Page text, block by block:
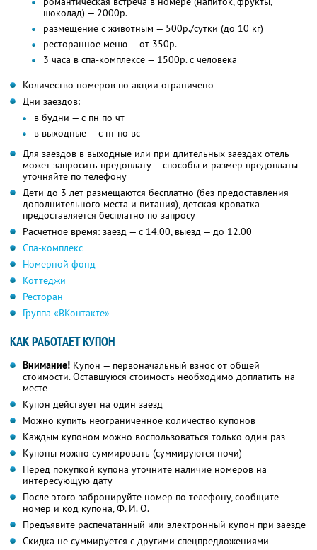
шоколад) — 2000р.
размещение с животным — 500р./сутки (до 10 кг)
ресторанное меню — от 350р.
3 часа в спа-комплексе — 1500р. с человека
Количество номеров по акции ограничено
Дни заездов:
в будни — с пн по чт
в выходные — с пт по вс
Для заездов в выходные или при длительных заездах отель
может запросить предоплату — способы и размер предоплаты
уточняйте по телефону
Дети до 3 лет размещаются бесплатно (без предоставления
дополнительного места и питания), детская кроватка
предоставляется бесплатно по запросу
Расчетное время: заезд — с 14.00, выезд — до 12.00
Спа-комплекс
Номерной фонд
Коттеджи
Ресторан
Группа «ВКонтакте»
КАК РАБОТАЕТ КУПОН
Внимание! Купон — первоначальный взнос от общей
стоимости. Оставшуюся стоимость необходимо доплатить на
месте
Купон действует на один заезд
Можно купить неограниченное количество купонов
Каждым купоном можно воспользоваться только один раз
Купоны можно суммировать (суммируются ночи)
Перед покупкой купона уточните наличие номеров на
интересующую дату
После этого забронируйте номер по телефону, сообщите
номер и код купона,Ф. И. О.
Предъявите распечатанный или электронный купон при заезде
Скидка не суммируется с другими спецпредложениями